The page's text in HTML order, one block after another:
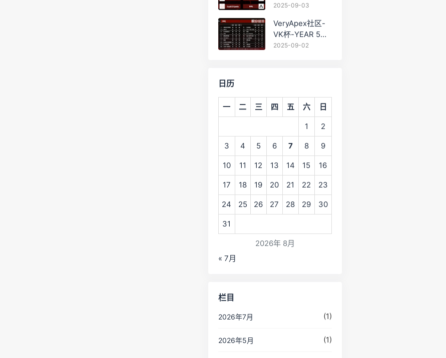
PRO训练赛
如图:
2025-09-03
VeryApex社区-
VK杯-YEAR 5
PRO训练赛
2025-09-02
日历
2026年 8月
一 二 三 四 五 六 日
1 2
3 4 5 6 7 8 9
10 11 12 13 14 15 16
17 18 19 20 21 22 23
24 25 26 27 28 29 30
31
« 7月
栏目
2026年7月 (1)
2026年5月 (1)